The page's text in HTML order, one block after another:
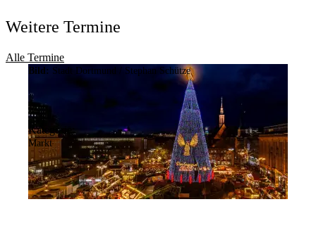
Weitere Termine
Alle Termine
Bild: Stadt Dortmund / Stephan Schütze
Kategorie:
Markt